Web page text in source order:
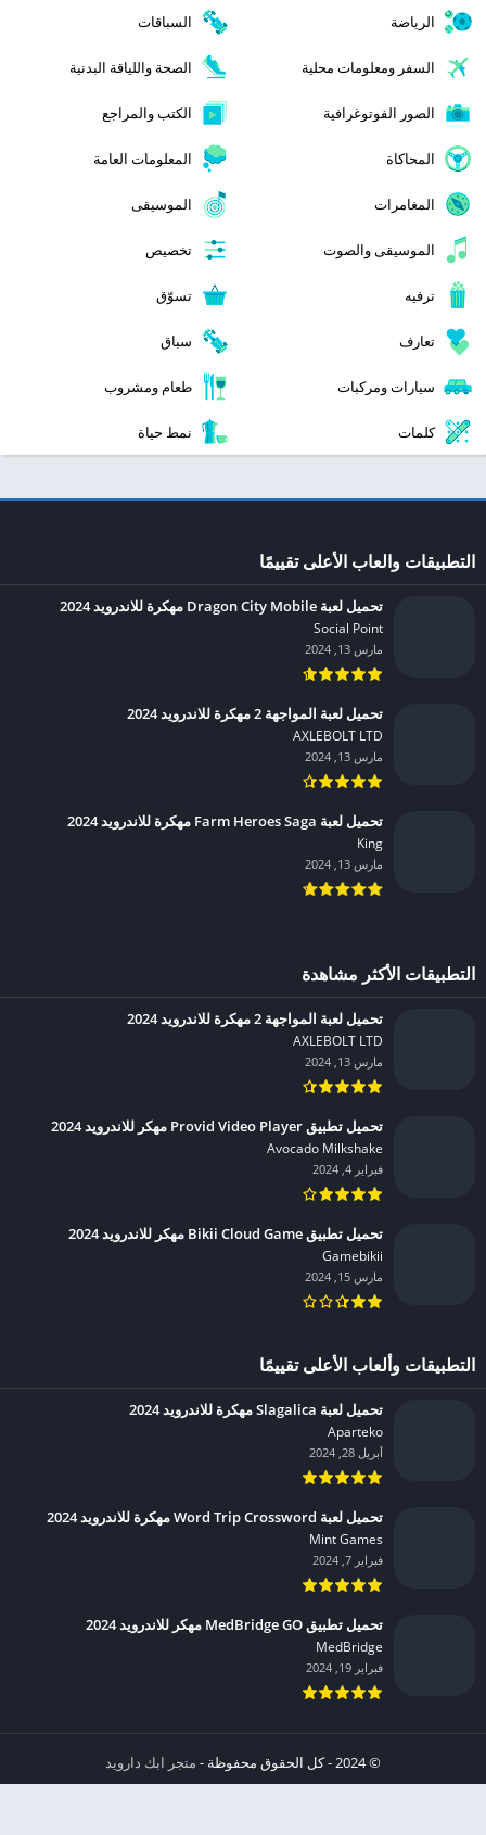
الرياضة السباقات
السفر ومعلومات محلية الصحة واللياقة البدنية
الصور الفوتوغرافية الكتب والمراجع
المحاكاة المعلومات العامة
المغامرات الموسيقى
الموسيقى والصوت تخصيص
ترفيه تسوّق
تعارف سباق
سيارات ومركبات طعام ومشروب
كلمات نمط حياة
التطبيقات والعاب الأعلى تقييمًا
تحميل لعبة Dragon City Mobile مهكرة للاندرويد 2024
Social Point‏
مارس 13, 2024
تحميل لعبة المواجهة 2 مهكرة للاندرويد 2024
AXLEBOLT LTD‏
مارس 13, 2024
تحميل لعبة Farm Heroes Saga مهكرة للاندرويد 2024
King‏
مارس 13, 2024
التطبيقات الأكثر مشاهدة
تحميل لعبة المواجهة 2 مهكرة للاندرويد 2024
AXLEBOLT LTD‏
مارس 13, 2024
تحميل تطبيق Provid Video Player مهكر للاندرويد 2024
Avocado Milkshake‏
فبراير 4, 2024
تحميل تطبيق Bikii Cloud Game مهكر للاندرويد 2024
Gamebikii‏
مارس 15, 2024
التطبيقات وألعاب الأعلى تقييمًا
تحميل لعبة Slagalica مهكرة للاندرويد 2024
Aparteko‏
أبريل 28, 2024
تحميل لعبة Word Trip Crossword مهكرة للاندرويد 2024
Mint Games‏
فبراير 7, 2024
تحميل تطبيق MedBridge GO مهكر للاندرويد 2024
MedBridge‏
فبراير 19, 2024
© 2024 - كل الحقوق محفوظة -
متجر ابك دارويد